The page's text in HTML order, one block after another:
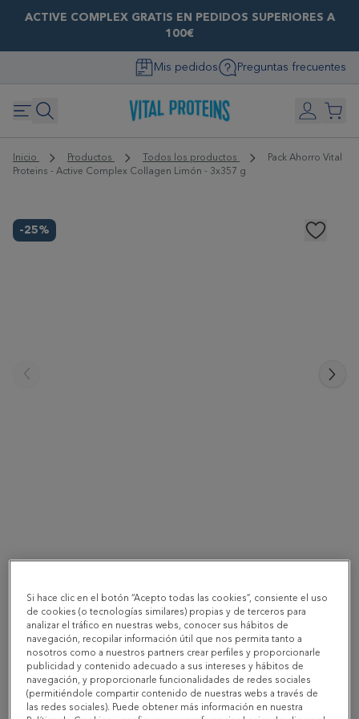
ACTIVE COMPLEX GRATIS EN PEDIDOS SUPERIORES A
100€
Mis pedidos Preguntas frecuentes
Inicio Productos Todos los productos
Pack Ahorro Vital
Proteins - Active Complex Collagen Limón - 3x357 g
-25%
Pack Ahorro Vital Proteins - Active Complex
Collagen Limón - 3x357 g
79,65 € -25% 106,20 €
Si hace clic en el botón “Acepto todas las cookies”, consiente el uso
de cookies (o tecnologías similares) propias y de terceros para
analizar el tráfico en nuestras webs, conocer sus hábitos de
navegación, recopilar información útil que nos permita tanto a
nosotros como a nuestros partners crear perfiles y proporcionarle
publicidad y contenido adecuado a sus intereses y hábitos de
navegación, y proporcionarle funcionalidades de redes sociales
(permitiéndole compartir contenido de nuestras webs a través de
las redes sociales). Puede obtener más información en nuestra